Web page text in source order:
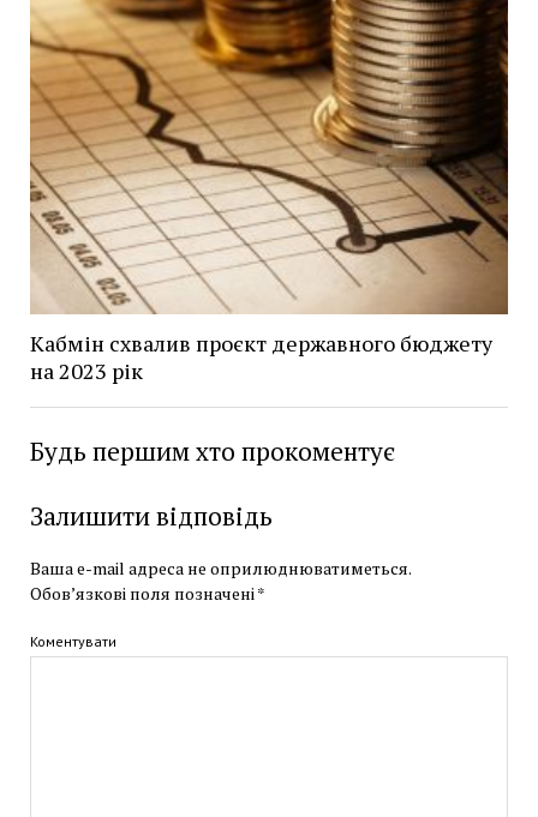
Кабмін схвалив проєкт державного бюджету
на 2023 рік
Будь першим хто прокоментує
Залишити відповідь
Ваша e-mail адреса не оприлюднюватиметься.
Обов’язкові поля позначені*
Коментувати